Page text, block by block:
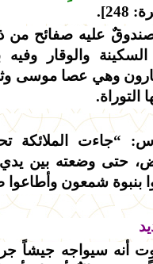
صندوقٌ عليه صفائح من
والوقار وفيه
وهي عصا موسى
التوراة.
“جاءت الملائكة
حتى وضعته بين
بنبوة شمعون
أنه سيواجه جيشاً